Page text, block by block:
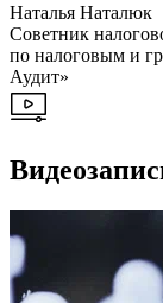
Наталья Наталюк
Советник
по налоговым и
Аудит»